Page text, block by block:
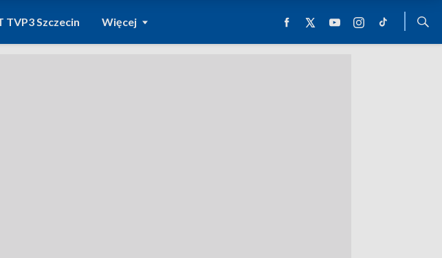
TVP3 Szczecin Więcej